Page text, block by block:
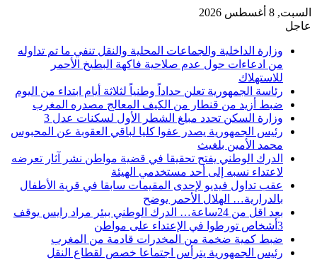
السبت, 8 أغسطس 2026
عاجل
وزارة الداخلية والجماعات المحلية والنقل تنفي ما تم تداوله
من ادعاءات حول عدم صلاحية فاكهة البطيخ الأحمر
للاستهلاك
رئاسة الجمهورية تعلن حداداً وطنياً لثلاثة أيام ابتداء من اليوم
ضبط أزيد من قنطار من الكيف المعالج مصدره المغرب
وزارة السكن تحدد مبلغ الشطر الأول لسكنات عدل 3
رئيس الجمهورية يصدر عفوا كليا لباقي العقوبة عن المحبوس
محمد الأمين بلغيث
الدرك الوطني يفتح تحقيقا في قضية مواطن نشر آثار تعرضه
لاعتداء نسبه إلى أحد مستخدمي الهيئة
عقب تداول فيديو لإحدى المقيمات سابقا في قرية الأطفال
بالدرارية… الهلال الأحمر يوضح
بعد اقل من 24ساعة… الدرك الوطني ببئر مراد رايس يوقف
3أشخاص تورطوا في الإعتداء على مواطن
ضبط كمية ضخمة من المخدرات قادمة من المغرب
رئيس الجمهورية يترأس اجتماعا خصص لقطاع النقل